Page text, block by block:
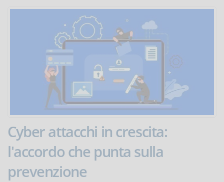
Cyber attacchi in crescita:
l'accordo che punta sulla
prevenzione